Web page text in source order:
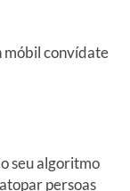
móbil convídate
seu algoritmo
persoas